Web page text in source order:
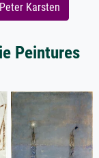
Karsten
Peintures